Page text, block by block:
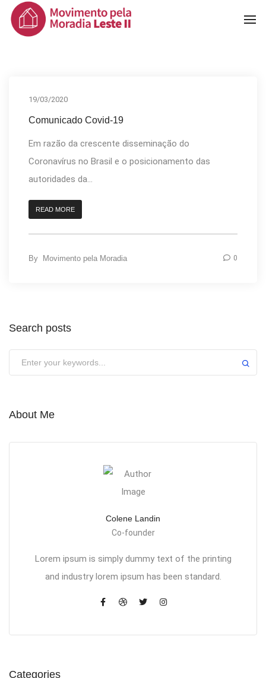
19/03/2020
Comunicado Covid-19
Em razão da crescente disseminação do
Coronavírus no Brasil e o posicionamento das
autoridades da...
READ MORE
By Movimento pela Moradia 0
Search posts
About Me
Colene Landin
Co-founder
Lorem ipsum is simply dummy text of the printing
and industry lorem ipsum has been standard.
Categories